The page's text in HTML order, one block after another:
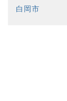
白岡市